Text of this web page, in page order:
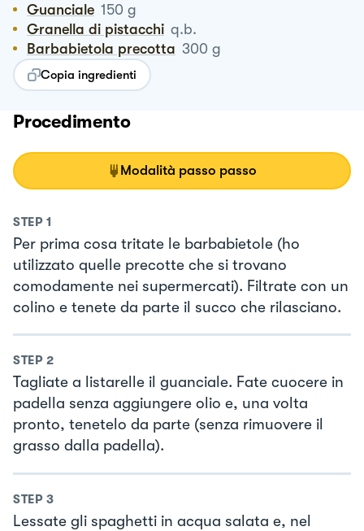
Guanciale 150 g
Granella di pistacchi q.b.
Barbabietola precotta 300 g
Copia ingredienti
Procedimento
Modalità passo passo
STEP 1
Per prima cosa tritate le barbabietole (ho
utilizzato quelle precotte che si trovano
comodamente nei supermercati). Filtrate con un
colino e tenete da parte il succo che rilasciano.
STEP 2
Tagliate a listarelle il guanciale. Fate cuocere in
padella senza aggiungere olio e, una volta
pronto, tenetelo da parte (senza rimuovere il
grasso dalla padella).
STEP 3
Lessate gli spaghetti in acqua salata e, nel